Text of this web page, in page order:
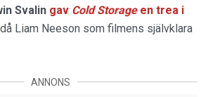
Svalin gav Cold Storage en trea i
Liam Neeson som filmens självklara
ANNONS